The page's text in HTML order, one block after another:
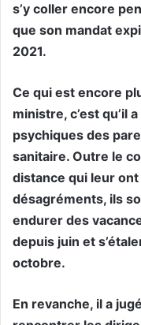
s’y coller encore
que son mandat
2021.
Ce qui est encore
ministre, c’est qu’il
psychiques des
sanitaire. Outre le
distance qui leur
désagréments, ils
endurer des
depuis juin et
octobre.
En revanche, il a